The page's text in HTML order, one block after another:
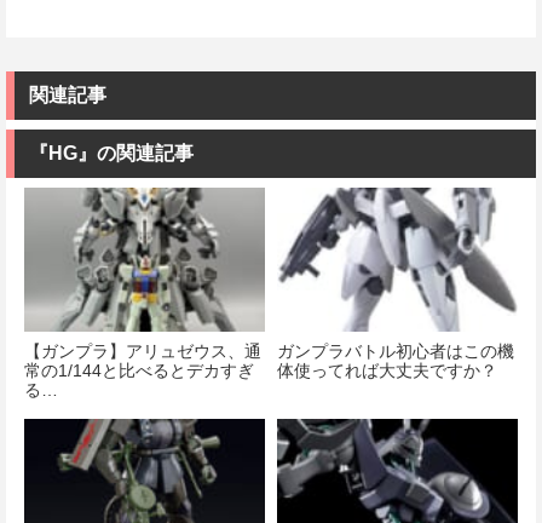
関連記事
『HG』の関連記事
【ガンプラ】アリュゼウス、通
常の1/144と比べるとデカすぎ
る…
ガンプラバトル初心者はこの機
体使ってれば大丈夫ですか？